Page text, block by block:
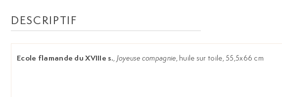
DESCRIPTIF
Ecole flamande du XVIIIe s., Joyeuse compagnie, huile sur toile, 55,5x66 cm